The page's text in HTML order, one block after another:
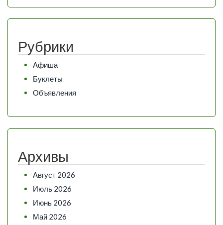
Рубрики
Афиша
Буклеты
Объявления
Архивы
Август 2026
Июль 2026
Июнь 2026
Май 2026